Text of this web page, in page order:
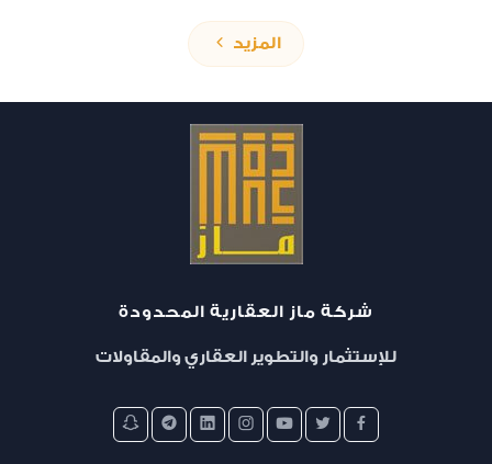
تمليك
مجمع البستان السكني - المرحلة الثالثة
المزيد
شركة ماز العقارية المحدودة
للإستثمار والتطوير العقاري والمقاولات